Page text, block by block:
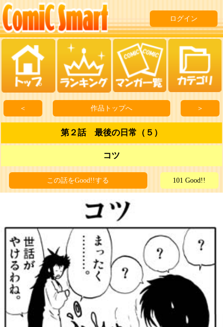
ログイン
＜ 作品トップへ ＞
第２話 最後の日常（５）
コツ
この話をGood!!する 101 Good!!